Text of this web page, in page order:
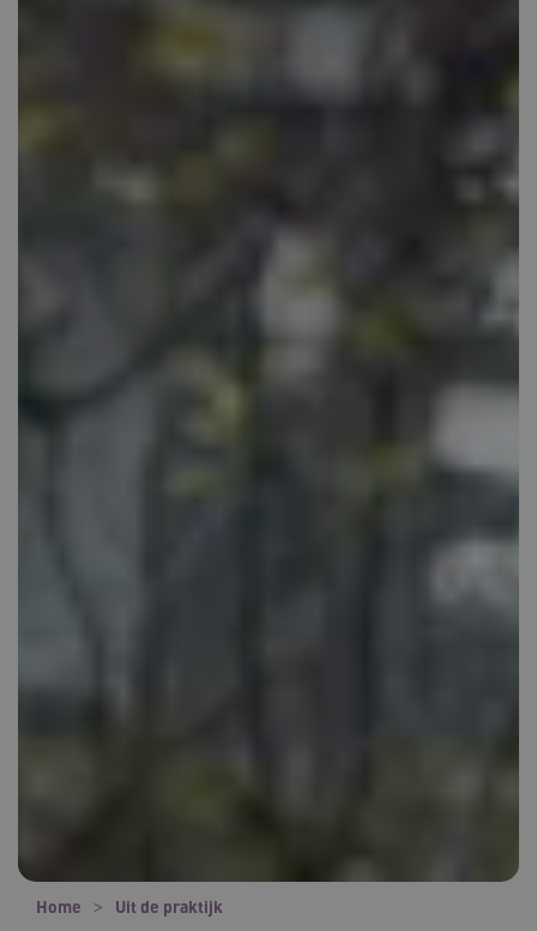
Home
Uit de praktijk